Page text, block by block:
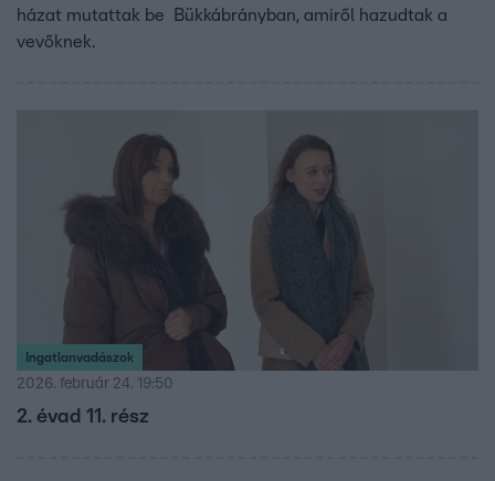
házat mutattak be Bükkábrányban, amiről hazudtak a
vevőknek.
Ingatlanvadászok
2026. február 24. 19:50
2. évad 11. rész